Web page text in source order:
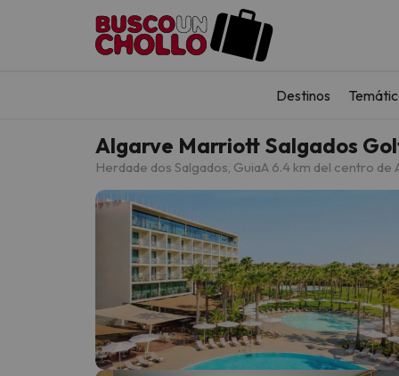
Destinos
Algarve Marriott Salgados
Herdade dos Salgados, GuiaA 6.4 km del centro de